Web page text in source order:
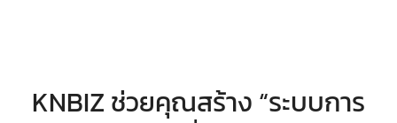
KNBIZ ช่วยคุณสร้าง “ระบบการ